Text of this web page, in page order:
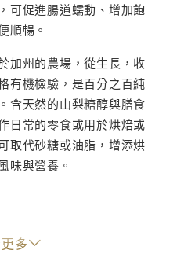
可促進腸道蠕動、增加飽
順暢。
加州的農場，從生長，收
有機檢驗，是百分之百純
含天然的山梨糖醇與膳食
日常的零食或用於烘焙或
取代砂糖或油脂，增添烘
味與營養。
多